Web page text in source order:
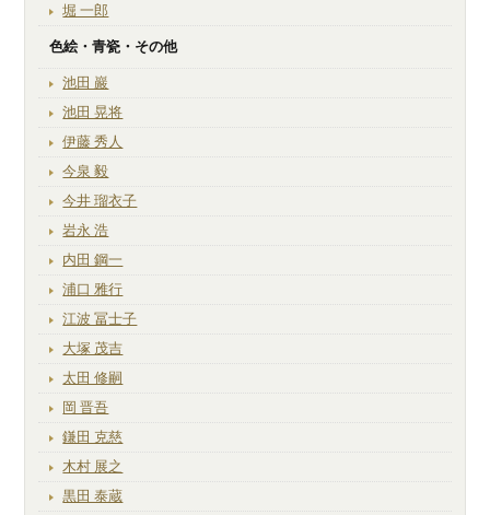
堀 一郎
色絵・青瓷・その他
池田 巖
池田 晃将
伊藤 秀人
今泉 毅
今井 瑠衣子
岩永 浩
内田 鋼一
浦口 雅行
江波 冨士子
大塚 茂吉
太田 修嗣
岡 晋吾
鎌田 克慈
木村 展之
黒田 泰蔵